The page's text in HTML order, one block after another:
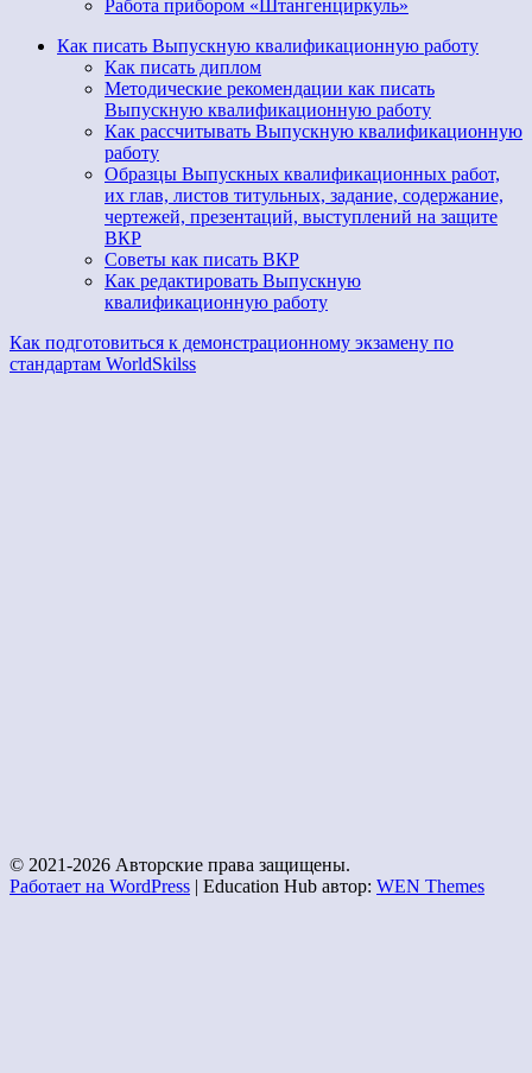
Работа прибором «Штангенциркуль»
Как писать Выпускную квалификационную работу
Как писать диплом
Методические рекомендации как писать
Выпускную квалификационную работу
Как рассчитывать Выпускную квалификационную
работу
Образцы Выпускных квалификационных работ,
их глав, листов титульных, задание, содержание,
чертежей, презентаций, выступлений на защите
ВКР
Советы как писать ВКР
Как редактировать Выпускную
квалификационную работу
Как подготовиться к демонстрационному экзамену по
стандартам WorldSkilss
© 2021-2026 Авторские права защищены.
Работает на WordPress | Education Hub автор: WEN Themes